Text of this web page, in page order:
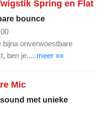
Spring en Flat
bounce
bijna onverwoestbare
ben je.....meer »»
Mic
met unieke